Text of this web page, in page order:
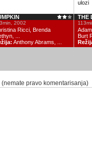
2002
Ricci, Brenda
...
Anthony Abrams, ...
ulozi
THE
Burt
(nemate pravo komentarisanja)